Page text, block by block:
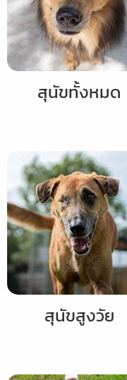
เกี่ยว
กับ
เรา
มภ์
จาค
ไทย
ง
สุนัขทั้งหมด
สุนัขสูงวัย